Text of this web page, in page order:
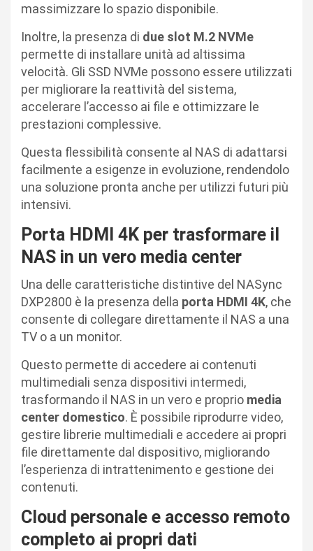
massimizzare lo spazio disponibile.
Inoltre, la presenza di due slot M.2 NVMe
permette di installare unità ad altissima
velocità. Gli SSD NVMe possono essere utilizzati
per migliorare la reattività del sistema,
accelerare l’accesso ai file e ottimizzare le
prestazioni complessive.
Questa flessibilità consente al NAS di adattarsi
facilmente a esigenze in evoluzione, rendendolo
una soluzione pronta anche per utilizzi futuri più
intensivi.
Porta HDMI 4K per trasformare il
NAS in un vero media center
Una delle caratteristiche distintive del NASync
DXP2800 è la presenza della porta HDMI 4K, che
consente di collegare direttamente il NAS a una
TV o a un monitor.
Questo permette di accedere ai contenuti
multimediali senza dispositivi intermedi,
trasformando il NAS in un vero e proprio media
center domestico. È possibile riprodurre video,
gestire librerie multimediali e accedere ai propri
file direttamente dal dispositivo, migliorando
l’esperienza di intrattenimento e gestione dei
contenuti.
Cloud personale e accesso remoto
completo ai propri dati